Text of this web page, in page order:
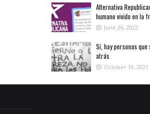
Alternativa
humano vivido en la
June 26, 2022
Sí, hay personas que
atrás
October 10, 2021